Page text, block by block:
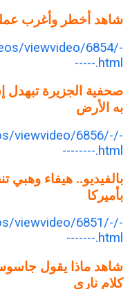
شاهد أخطر وأغرب
viewvideo/6854/-
-----.html
صحفية الجزيرة تبهدل
به الأرض
viewvideo/6856/-/-
--------.html
بالفيديو.. هيفاء وهبي
بأميركا
viewvideo/6851/-/-
-------.html
شاهد ماذا يقول
كلام ناري